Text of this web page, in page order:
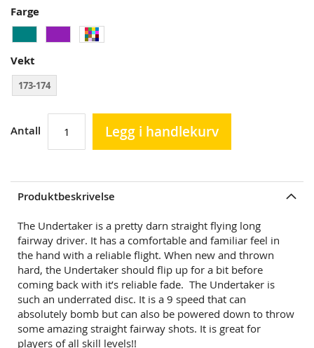
Farge
Vekt
173-174
Antall Legg i handlekurv
Produktbeskrivelse
The Undertaker is a pretty darn straight flying long
fairway driver. It has a comfortable and familiar feel in
the hand with a reliable flight. When new and thrown
hard, the Undertaker should flip up for a bit before
coming back with it’s reliable fade. The Undertaker is
such an underrated disc. It is a 9 speed that can
absolutely bomb but can also be powered down to throw
some amazing straight fairway shots. It is great for
players of all skill levels!!